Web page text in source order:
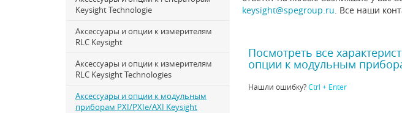
Keysight Technologie
Аксессуары и опции к измерителям
RLC Keysight
Аксессуары и опции к измерителям
RLC Keysight Technologies
Аксессуары и опции к модульным
приборам PXI/PXIe/AXI Keysight
keysight@spegroup.ru . Все наши
Посмотреть все
опции к модульным
Нашли ошибку?Ctrl + Enter